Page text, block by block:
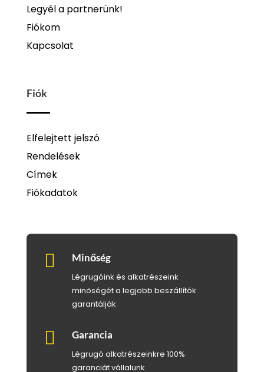
Legyél a partnerünk!
Fiókom
Kapcsolat
Fiók
Elfelejtett jelszó
Rendelések
Címek
Fiókadatok
 Minőség
Légrugóink és alkatrészeink
minőségét a legjobb beszállítók
garantálják
 Garancia
Légrugó alkatrészeinkre 100%
garanciát vállalunk